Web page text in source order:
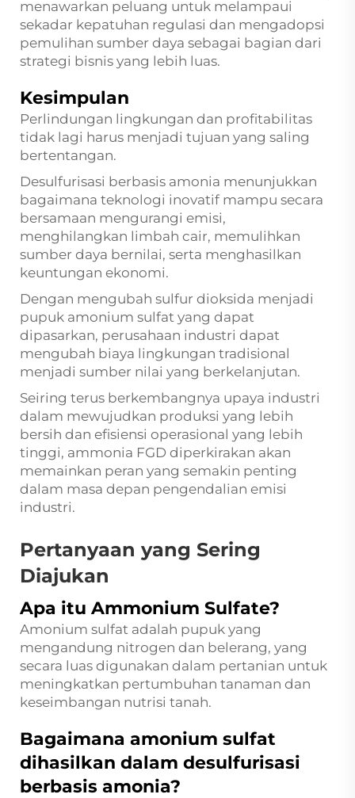
menawarkan peluang untuk melampaui
sekadar kepatuhan regulasi dan mengadopsi
pemulihan sumber daya sebagai bagian dari
strategi bisnis yang lebih luas.
Kesimpulan
Perlindungan lingkungan dan profitabilitas
tidak lagi harus menjadi tujuan yang saling
bertentangan.
Desulfurisasi berbasis amonia menunjukkan
bagaimana teknologi inovatif mampu secara
bersamaan mengurangi emisi,
menghilangkan limbah cair, memulihkan
sumber daya bernilai, serta menghasilkan
keuntungan ekonomi.
Dengan mengubah sulfur dioksida menjadi
pupuk amonium sulfat yang dapat
dipasarkan, perusahaan industri dapat
mengubah biaya lingkungan tradisional
menjadi sumber nilai yang berkelanjutan.
Seiring terus berkembangnya upaya industri
dalam mewujudkan produksi yang lebih
bersih dan efisiensi operasional yang lebih
tinggi, ammonia FGD diperkirakan akan
memainkan peran yang semakin penting
dalam masa depan pengendalian emisi
industri.
Pertanyaan yang Sering
Diajukan
Apa itu Ammonium Sulfate?
Amonium sulfat adalah pupuk yang
mengandung nitrogen dan belerang, yang
secara luas digunakan dalam pertanian untuk
meningkatkan pertumbuhan tanaman dan
keseimbangan nutrisi tanah.
Bagaimana amonium sulfat
dihasilkan dalam desulfurisasi
berbasis amonia?